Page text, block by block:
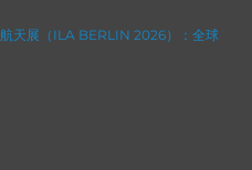
天展（ILA BERLIN 2026）：全球